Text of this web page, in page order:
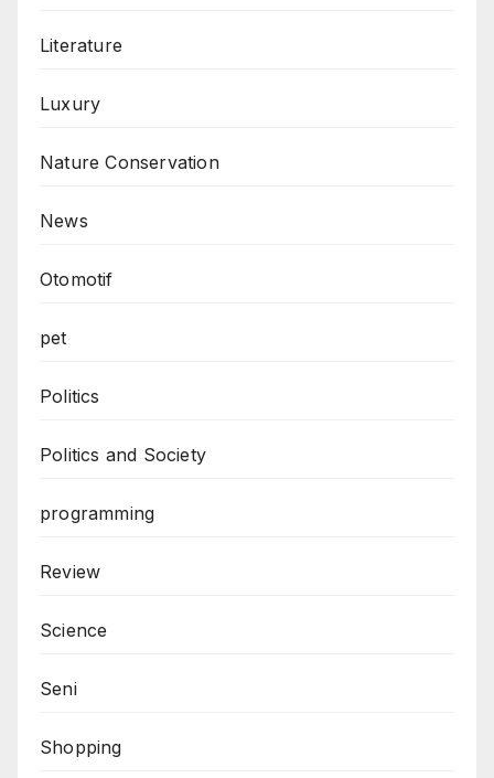
Literature
Luxury
Nature Conservation
News
Otomotif
pet
Politics
Politics and Society
programming
Review
Science
Seni
Shopping